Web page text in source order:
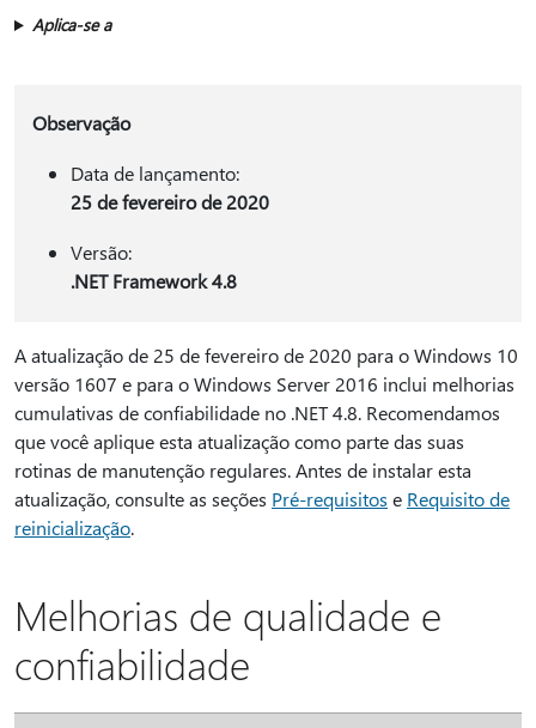
Aplica-se a
Observação
Data de lançamento:
25 de fevereiro de 2020
Versão:
.NET Framework 4.8
A atualização de 25 de fevereiro de 2020 para o Windows 10
versão 1607 e para o Windows Server 2016 inclui melhorias
cumulativas de confiabilidade no .NET 4.8. Recomendamos
que você aplique esta atualização como parte das suas
rotinas de manutenção regulares. Antes de instalar esta
atualização, consulte as seções Pré-requisitos e Requisito de
reinicialização.
Melhorias de qualidade e
confiabilidade